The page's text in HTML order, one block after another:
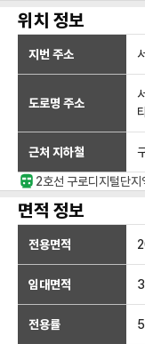
위치 정보
지번 주소
도로명 주소
근처 지하철
2호선 구로디지털단지
면적 정보
전용면적
임대면적
전용률